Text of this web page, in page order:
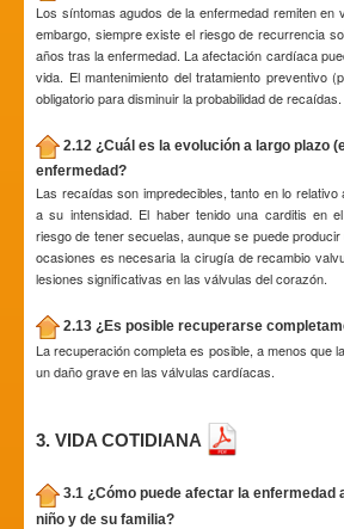
Los síntomas agudos de la enfermedad remiten en
embargo, siempre existe el riesgo de recurrencia
años tras la enfermedad. La afectación cardíaca
vida. El mantenimiento del tratamiento preventivo
obligatorio para disminuir la probabilidad de recaídas.
2.12 ¿Cuál es la evolución a largo plazo
enfermedad?
Las recaídas son impredecibles, tanto en lo
a su intensidad. El haber tenido una carditis en
riesgo de tener secuelas, aunque se puede
ocasiones es necesaria la cirugía de recambio
lesiones significativas en las válvulas del corazón.
2.13 ¿Es posible recuperarse
La recuperación completa es posible, a menos que
un daño grave en las válvulas cardíacas.
3. VIDA COTIDIANA
3.1 ¿Cómo puede afectar la enfermedad
niño y de su familia?